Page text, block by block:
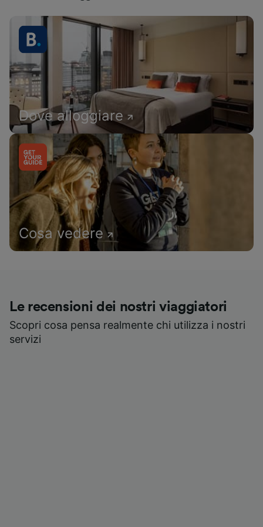
Dove alloggiare
Cosa vedere
Le recensioni dei nostri viaggiatori
Scopri cosa pensa realmente chi utilizza i nostri
servizi